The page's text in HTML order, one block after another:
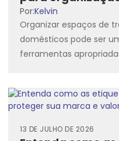
Por:Kelvin
Organizar espaços de
domésticos pode ser
ferramentas
13 DE JULHO DE 2026